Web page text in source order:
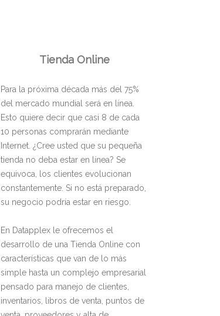
Tienda Online
Para la próxima década más del 75%
del mercado mundial será en línea.
Esto quiere decir que casi 8 de cada
10 personas comprarán mediante
Internet. ¿Cree usted que su pequeña
tienda no deba estar en línea? Se
equivoca, los clientes evolucionan
constantemente. Si no está preparado,
su negocio podría estar en riesgo.
En Datapplex le ofrecemos el
desarrollo de una Tienda Online con
características que van de lo más
simple hasta un complejo empresarial
pensado para manejo de clientes,
inventarios, libros de venta, puntos de